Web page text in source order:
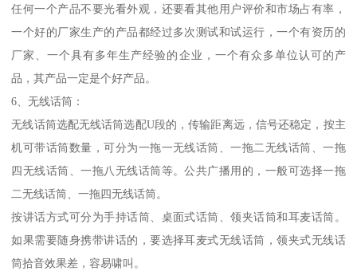
任何一个产品不要光看外观，还要看其他用户评价和市场占有率，
一个好的厂家生产的产品都经过多次测试和试运行，一个有资历的
厂家、一个具有多年生产经验的企业，一个有众多单位认可的产
品，其产品一定是个好产品。
6、无线话筒：
无线话筒选配无线话筒选配U段的，传输距离远，信号还稳定，按主
机可带话筒数量，可分为一拖一无线话筒、一拖二无线话筒、一拖
四无线话筒、一拖八无线话筒等。公共广播用的，一般可选择一拖
二无线话筒、一拖四无线话筒。
按讲话方式可分为手持话筒、桌面式话筒、领夹话筒和耳麦话筒。
如果需要随身携带讲话的，要选择耳麦式无线话筒，领夹式无线话
筒拾音效果差，容易啸叫。